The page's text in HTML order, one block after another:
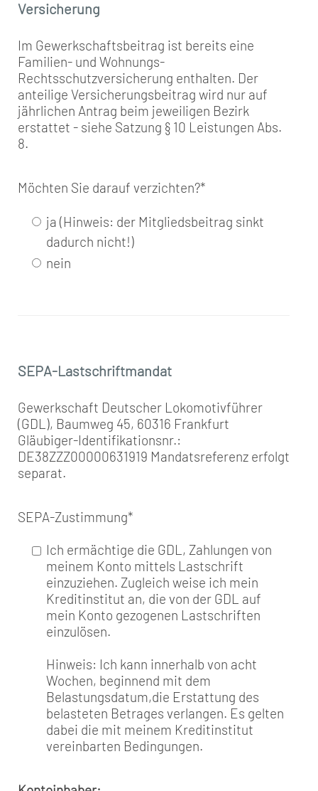
Versicherung
Im Gewerkschaftsbeitrag ist bereits eine
Familien- und Wohnungs-
Rechtsschutzversicherung enthalten. Der
anteilige Versicherungsbeitrag wird nur auf
jährlichen Antrag beim jeweiligen Bezirk
erstattet - siehe Satzung § 10 Leistungen Abs.
8.
Möchten Sie darauf verzichten?*
ja (Hinweis: der Mitgliedsbeitrag sinkt
dadurch nicht!)
nein
SEPA-Lastschriftmandat
Gewerkschaft Deutscher Lokomotivführer
(GDL), Baumweg 45, 60316 Frankfurt
Gläubiger-Identifikationsnr.:
DE38ZZZ00000631919 Mandatsreferenz erfolgt
separat.
SEPA-Zustimmung*
Ich ermächtige die GDL, Zahlungen von
meinem Konto mittels Lastschrift
einzuziehen. Zugleich weise ich mein
Kreditinstitut an, die von der GDL auf
mein Konto gezogenen Lastschriften
einzulösen.
Hinweis: Ich kann innerhalb von acht
Wochen, beginnend mit dem
Belastungsdatum,die Erstattung des
belasteten Betrages verlangen. Es gelten
dabei die mit meinem Kreditinstitut
vereinbarten Bedingungen.